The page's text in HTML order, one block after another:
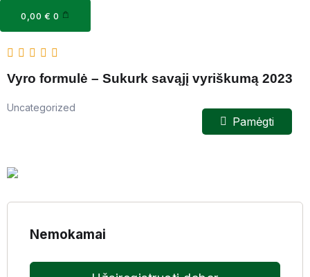
0,00 € 0
Vyro formulė – Sukurk savąjį vyriškumą 2023
Uncategorized
Pamėgti
Nemokamai